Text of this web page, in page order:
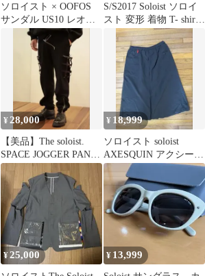
ソロイスト × OOFOS
サンダル US10 レオパ
ード レッド
S/S2017 Soloist ソロイ
スト 変形 着物 T- shirt
希少
¥ 28,000
【美品】The soloist.
SPACE JOGGER PANTS
48
¥ 18,999
ソロイスト soloist
AXESQUIN アクシーズ
クイン ハカマスカー
ト
¥25,000 ¥ 13,999